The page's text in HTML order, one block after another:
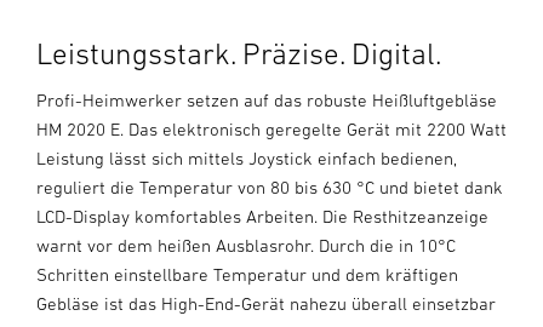
Leistungsstark. Präzise. Digital.
Profi-Heimwerker setzen auf das robuste Heißluftgebläse
HM 2020 E. Das elektronisch geregelte Gerät mit 2200 Watt
Leistung lässt sich mittels Joystick einfach bedienen,
reguliert die Temperatur von 80 bis 630 °C und bietet dank
LCD-Display komfortables Arbeiten. Die Resthitzeanzeige
warnt vor dem heißen Ausblasrohr. Durch die in 10°C
Schritten einstellbare Temperatur und dem kräftigen
Gebläse ist das High-End-Gerät nahezu überall einsetzbar